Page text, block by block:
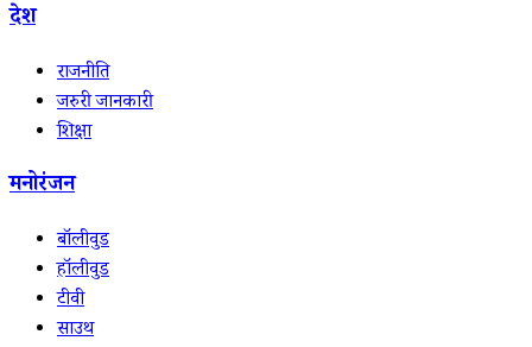
देश
राजनीति
जरुरी जानकारी
शिक्षा
मनोरंजन
बॉलीवुड
हॉलीवुड
टीवी
साउथ